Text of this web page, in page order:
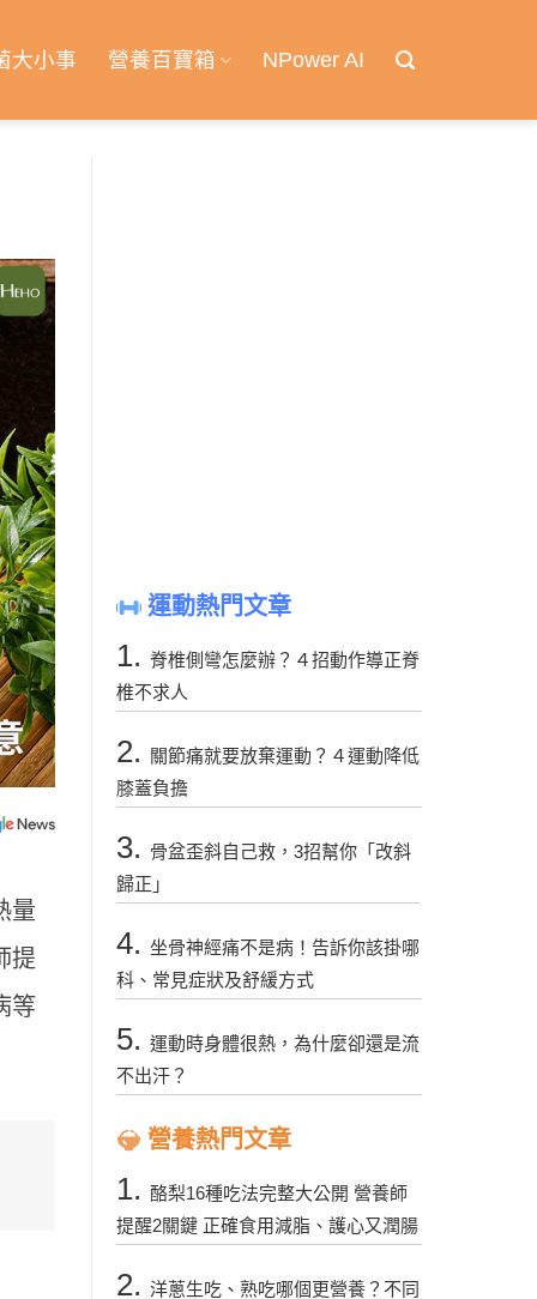
大小事 營養百寶箱 NPower AI
量
提
等
運動熱門文章
1. 脊椎側彎怎麼辦？４招動作導正脊
椎不求人
2.
關節痛就要放棄運動？４運動降低
膝蓋負擔
3. 骨盆歪斜自己救，3招幫你「改斜
歸正」
4. 坐骨神經痛不是病！告訴你該掛哪
科、常見症狀及舒緩方式
5. 運動時身體很熱，為什麼卻還是流
不出汗？
營養熱門文章
1. 酪梨16種吃法完整大公開 營養師
提醒2關鍵 正確食用減脂、護心又潤腸
2. 洋蔥生吃、熟吃哪個更營養？不同